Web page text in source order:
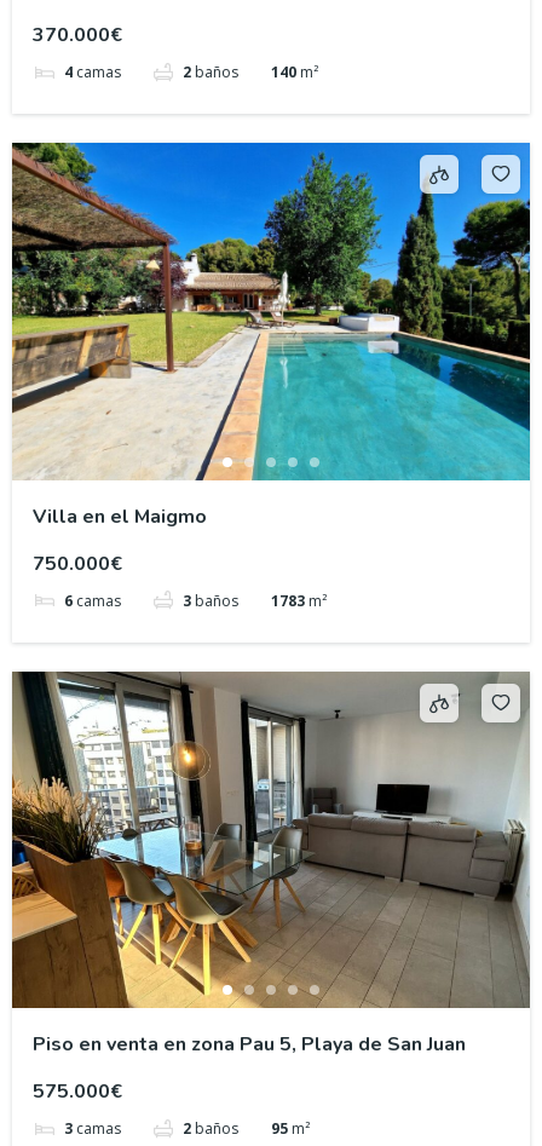
370.000€
4 camas 2 baños 140 m²
Villa en el Maigmo
750.000€
6 camas 3 baños 1783 m²
Piso en venta en zona Pau 5, Playa de San Juan
575.000€
3 camas 2 baños 95 m²